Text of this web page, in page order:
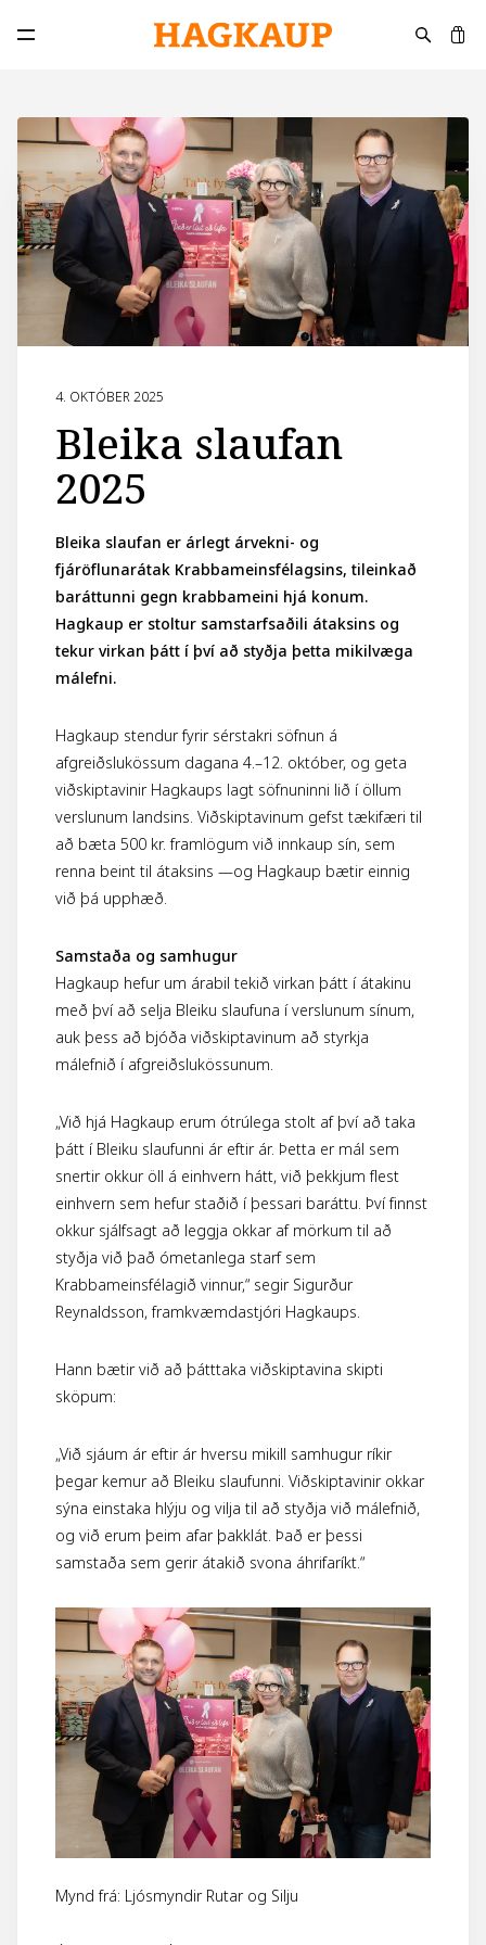
Opna aðalvalmynd
4. OKTÓBER 2025
Bleika slaufan
2025
Bleika slaufan er árlegt árvekni- og
fjáröflunarátak Krabbameinsfélagsins, tileinkað
baráttunni gegn krabbameini hjá konum.
Hagkaup er stoltur samstarfsaðili átaksins og
tekur virkan þátt í því að styðja þetta mikilvæga
málefni.
Hagkaup stendur fyrir sérstakri söfnun á
afgreiðslukössum dagana 4.–12. október, og geta
viðskiptavinir Hagkaups lagt söfnuninni lið í öllum
verslunum landsins. Viðskiptavinum gefst tækifæri til
að bæta 500 kr. framlögum við innkaup sín, sem
renna beint til átaksins —og Hagkaup bætir einnig
við þá upphæð.
Samstaða og samhugur
Hagkaup hefur um árabil tekið virkan þátt í átakinu
með því að selja Bleiku slaufuna í verslunum sínum,
auk þess að bjóða viðskiptavinum að styrkja
málefnið í afgreiðslukössunum.
„Við hjá Hagkaup erum ótrúlega stolt af því að taka
þátt í Bleiku slaufunni ár eftir ár. Þetta er mál sem
snertir okkur öll á einhvern hátt, við þekkjum flest
einhvern sem hefur staðið í þessari baráttu. Því finnst
okkur sjálfsagt að leggja okkar af mörkum til að
styðja við það ómetanlega starf sem
Krabbameinsfélagið vinnur,“ segir Sigurður
Reynaldsson, framkvæmdastjóri Hagkaups.
Hann bætir við að þátttaka viðskiptavina skipti
sköpum:
„Við sjáum ár eftir ár hversu mikill samhugur ríkir
þegar kemur að Bleiku slaufunni. Viðskiptavinir okkar
sýna einstaka hlýju og vilja til að styðja við málefnið,
og við erum þeim afar þakklát. Það er þessi
samstaða sem gerir átakið svona áhrifaríkt.“
Mynd frá: Ljósmyndir Rutar og Silju